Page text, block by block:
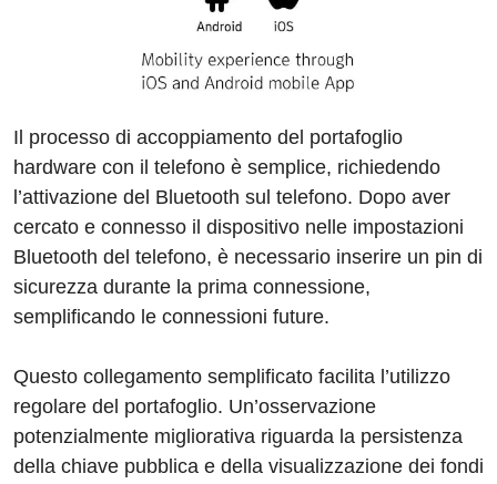
Il processo di accoppiamento del portafoglio
hardware con il telefono è semplice, richiedendo
l’attivazione del Bluetooth sul telefono. Dopo aver
cercato e connesso il dispositivo nelle impostazioni
Bluetooth del telefono, è necessario inserire un pin di
sicurezza durante la prima connessione,
semplificando le connessioni future.
Questo collegamento semplificato facilita l’utilizzo
regolare del portafoglio. Un’osservazione
potenzialmente migliorativa riguarda la persistenza
della chiave pubblica e della visualizzazione dei fondi